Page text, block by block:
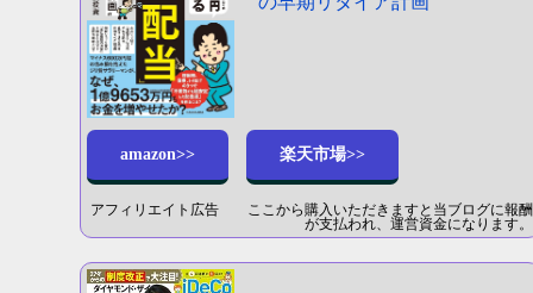
amazon>> 楽天市場>>
アフィリエイト広告 ここから購入いただきますと当ブログに報酬
が支払われ、運営資金になります。